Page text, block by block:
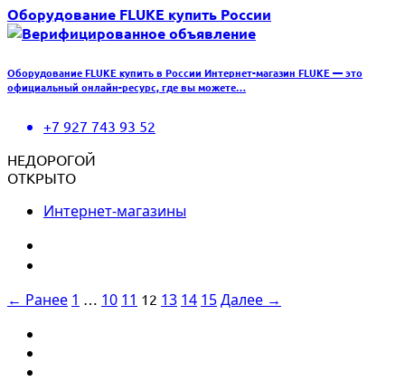
Оборудование FLUKE купить России
Оборудование FLUKE купить в России Интернет-магазин FLUKE — это
официальный онлайн-ресурс, где вы можете…
+7 927 743 93 52
НЕДОРОГОЙ
ОТКРЫТО
Интернет-магазины
← Ранее 1 10 11 12 13 14 15Далее →